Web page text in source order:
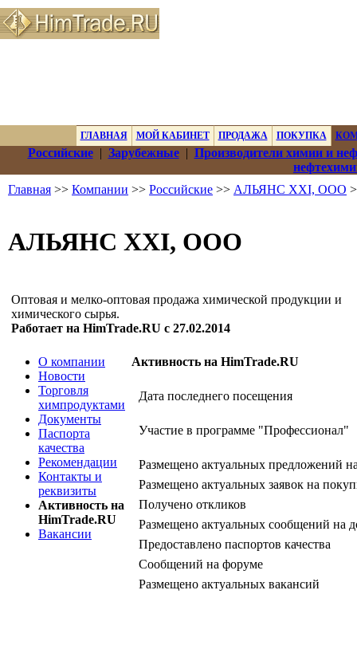
ГЛАВНАЯ МОЙ КАБИНЕТ ПРОДАЖА ПОКУПКА
Российские| Зарубежные| Производители химии и
Главная >> Компании >> Российские >> АЛЬЯНС XXI, ООО
АЛЬЯНС XXI, ООО
Оптовая и мелко-оптовая продажа химической продукции и
химического сырья.
Работает на HimTrade.RU с 27.02.2014
О компании
Новости
Торговля
химпродуктами
Документы
Паспорта
качества
Рекомендации
Контакты и
реквизиты
Активность на
HimTrade.RU
Вакансии
Активность на HimTrade.RU
Дата последнего посещения
Участие в программе "Профессионал"
Размещено актуальных предложений
Размещено актуальных заявок на
Получено откликов
Размещено актуальных сообщений на
Предоставлено паспортов качества
Сообщений на форуме
Размещено актуальных вакансий